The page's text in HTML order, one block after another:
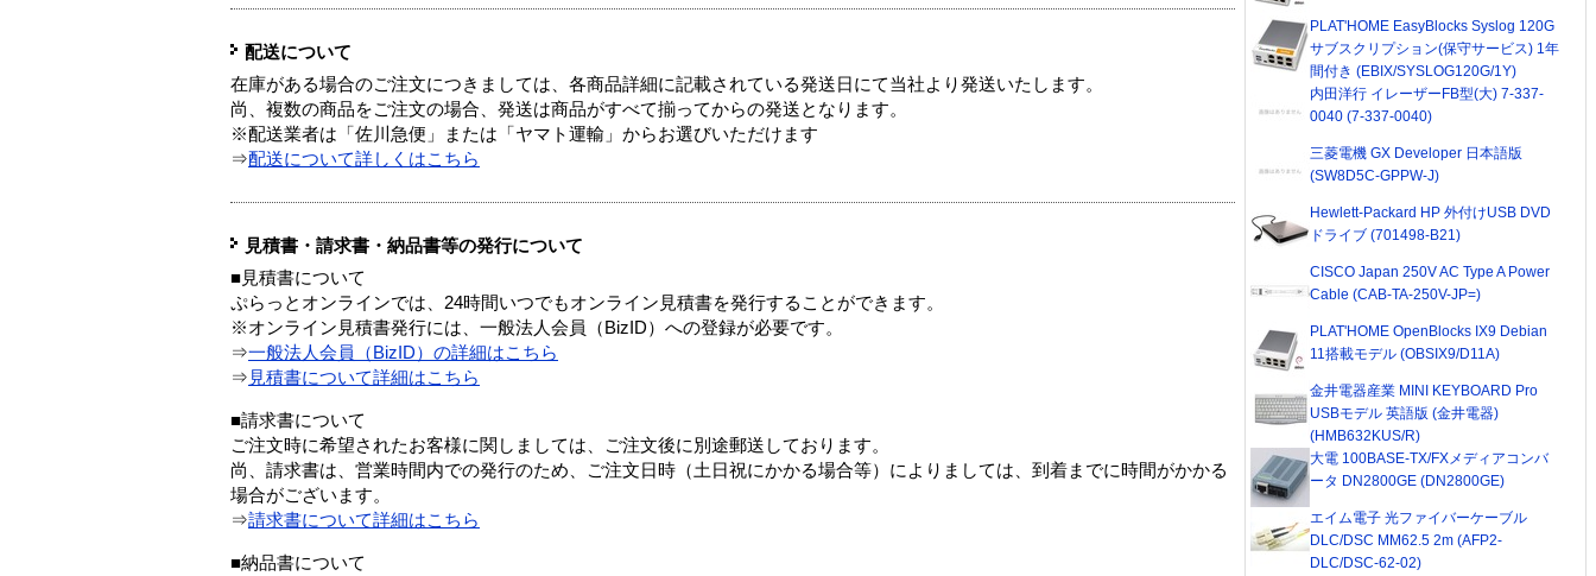
配送について
在庫がある場合のご注文につきましては、各商品詳細に記載されている発送日にて当社より発送いたします。
尚、複数の商品をご注文の場合、発送は商品がすべて揃ってからの発送となります。
※配送業者は「佐川急便」または「ヤマト運輸」からお選びいただけます
⇒配送について詳しくはこちら
見積書・請求書・納品書等の発行について
■見積書について
ぷらっとオンラインでは、24時間いつでもオンライン見積書を発行することができます。
※オンライン見積書発行には、一般法人会員（BizID）への登録が必要です。
⇒一般法人会員（BizID）の詳細はこちら
⇒ 見積書について詳細はこちら
■請求書について
ご注文時に希望されたお客様に関しましては、ご注文後に別途郵送しております。
尚、請求書は、営業時間内での発行のため、ご注文日時（土日祝にかかる場合等）によりましては、到着までに時間がかかる
場合がございます。
⇒請求書について詳細はこちら
■納品書について
PLAT'HOME EasyBlocks Syslog 120G
サブスクリプション(保守サービス) 1年
間付き (EBIX/SYSLOG120G/1Y)
内田洋行 イレーザーFB型(大) 7-337-
0040 (7-337-0040)
三菱電機 GX Developer 日本語版
(SW8D5C-GPPW-J)
Hewlett-Packard HP 外付けUSB DVD
ドライブ (701498-B21)
CISCO Japan 250V AC Type A Power
Cable (CAB-TA-250V-JP=)
PLAT'HOME OpenBlocks IX9 Debian
11搭載モデル (OBSIX9/D11A)
金井電器産業 MINI KEYBOARD Pro
USBモデル 英語版 (金井電器)
(HMB632KUS/R)
大電 100BASE-TX/FXメディアコンバ
ータ DN2800GE (DN2800GE)
エイム電子 光ファイバーケーブル
DLC/DSC MM62.5 2m (AFP2-
DLC/DSC-62-02)